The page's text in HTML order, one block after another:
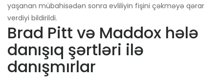
yaşanan mübahisədən sonra evliliyin fişini çəkməyə qərar
verdiyi bildirildi.
Brad Pitt və Maddox hələ
danışıq şərtləri ilə
danışmırlar